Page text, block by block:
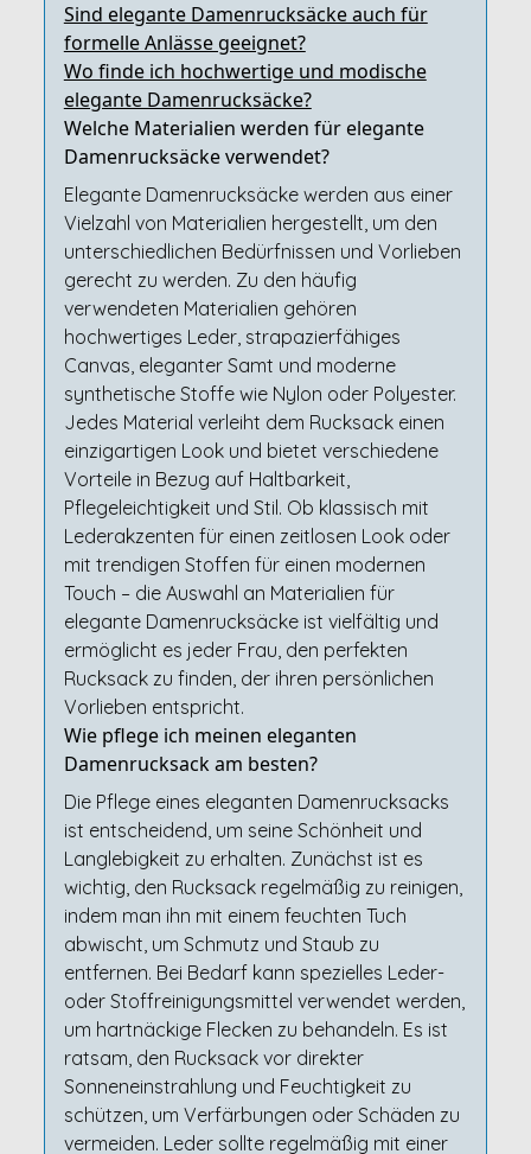
Sind elegante Damenrucksäcke auch für
formelle Anlässe geeignet?
Wo finde ich hochwertige und modische
elegante Damenrucksäcke?
Welche Materialien werden für elegante
Damenrucksäcke verwendet?
Elegante Damenrucksäcke werden aus einer
Vielzahl von Materialien hergestellt, um den
unterschiedlichen Bedürfnissen und Vorlieben
gerecht zu werden. Zu den häufig
verwendeten Materialien gehören
hochwertiges Leder, strapazierfähiges
Canvas, eleganter Samt und moderne
synthetische Stoffe wie Nylon oder Polyester.
Jedes Material verleiht dem Rucksack einen
einzigartigen Look und bietet verschiedene
Vorteile in Bezug auf Haltbarkeit,
Pflegeleichtigkeit und Stil. Ob klassisch mit
Lederakzenten für einen zeitlosen Look oder
mit trendigen Stoffen für einen modernen
Touch – die Auswahl an Materialien für
elegante Damenrucksäcke ist vielfältig und
ermöglicht es jeder Frau, den perfekten
Rucksack zu finden, der ihren persönlichen
Vorlieben entspricht.
Wie pflege ich meinen eleganten
Damenrucksack am besten?
Die Pflege eines eleganten Damenrucksacks
ist entscheidend, um seine Schönheit und
Langlebigkeit zu erhalten. Zunächst ist es
wichtig, den Rucksack regelmäßig zu reinigen,
indem man ihn mit einem feuchten Tuch
abwischt, um Schmutz und Staub zu
entfernen. Bei Bedarf kann spezielles Leder-
oder Stoffreinigungsmittel verwendet werden,
um hartnäckige Flecken zu behandeln. Es ist
ratsam, den Rucksack vor direkter
Sonneneinstrahlung und Feuchtigkeit zu
schützen, um Verfärbungen oder Schäden zu
vermeiden. Leder sollte regelmäßig mit einer